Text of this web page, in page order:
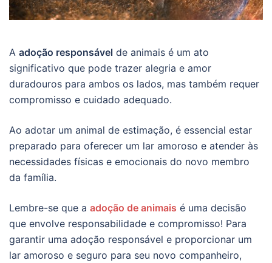
A adoção responsável de animais é um ato
significativo que pode trazer alegria e amor
duradouros para ambos os lados, mas também requer
compromisso e cuidado adequado.
Ao adotar um animal de estimação, é essencial estar
preparado para oferecer um lar amoroso e atender às
necessidades físicas e emocionais do novo membro
da família.
Lembre-se que a adoção de animais é uma decisão
que envolve responsabilidade e compromisso! Para
garantir uma adoção responsável e proporcionar um
lar amoroso e seguro para seu novo companheiro,